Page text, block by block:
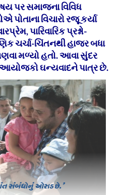
પર સમાજના વિવિધ
પોતાના વિચારો રજૂ કર્યા
પારિવારિક પ્રશ્નો-
ચર્ચા-ચિંતનથી હાજર બધા
મળ્યો હતો. આવા સુંદર
ઘન્યવાદને પાત્ર છે.